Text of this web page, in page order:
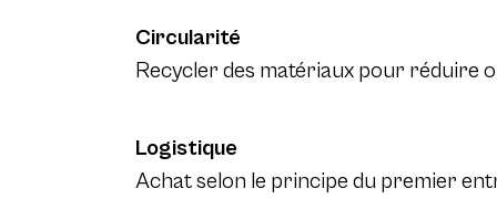
Circularité
Recycler des matériaux pour réduire
Logistique
Achat selon le principe du premier